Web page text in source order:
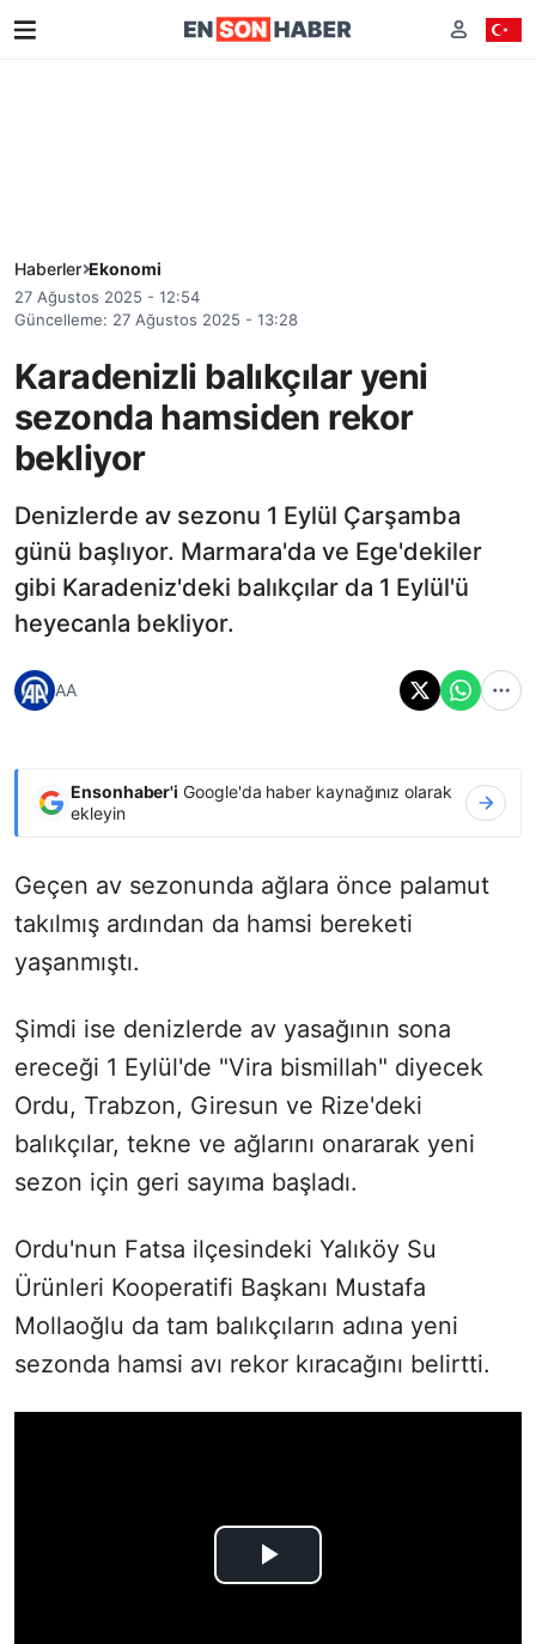
Haberler Ekonomi
27 Ağustos 2025 - 12:54
Güncelleme: 27 Ağustos 2025 - 13:28
Karadenizli balıkçılar yeni
sezonda hamsiden rekor
bekliyor
Denizlerde av sezonu 1 Eylül Çarşamba
günü başlıyor. Marmara'da ve Ege'dekiler
gibi Karadeniz'deki balıkçılar da 1 Eylül'ü
heyecanla bekliyor.
AA
Ensonhaber'i Google'da haber kaynağınız olarak
ekleyin
Geçen av sezonunda ağlara önce palamut
takılmış ardından da hamsi bereketi
yaşanmıştı.
Şimdi ise denizlerde av yasağının sona
ereceği 1 Eylül'de "Vira bismillah" diyecek
Ordu, Trabzon, Giresun ve Rize'deki
balıkçılar, tekne ve ağlarını onararak yeni
sezon için geri sayıma başladı.
Ordu'nun Fatsa ilçesindeki Yalıköy Su
Ürünleri Kooperatifi Başkanı Mustafa
Mollaoğlu da tam balıkçıların adına yeni
sezonda hamsi avı rekor kıracağını belirtti.